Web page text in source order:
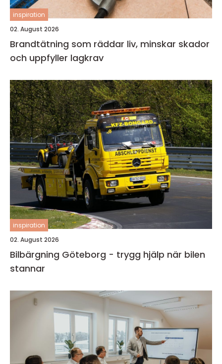
inspiration
02. August 2026
Brandtätning som räddar liv, minskar skador
och uppfyller lagkrav
inspiration
02. August 2026
Bilbärgning Göteborg - trygg hjälp när bilen
stannar